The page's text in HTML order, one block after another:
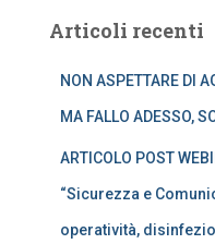
c
Articoli recenti
NON ASPETTARE DI
MA FALLO ADESSO,
ARTICOLO POST
“Sicurezza e
operatività,